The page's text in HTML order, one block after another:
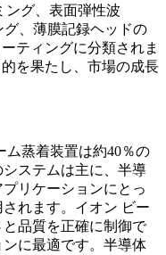
ング、表面弾性波
グ、薄膜記録ヘッドの
ティングに分類されま
を果たし、市場の成長
ム蒸着装置は約40％の
ステムは主に、半導
リケーションにとっ
れます。イオン ビー
品質を正確に制御で
に最適です。半導体